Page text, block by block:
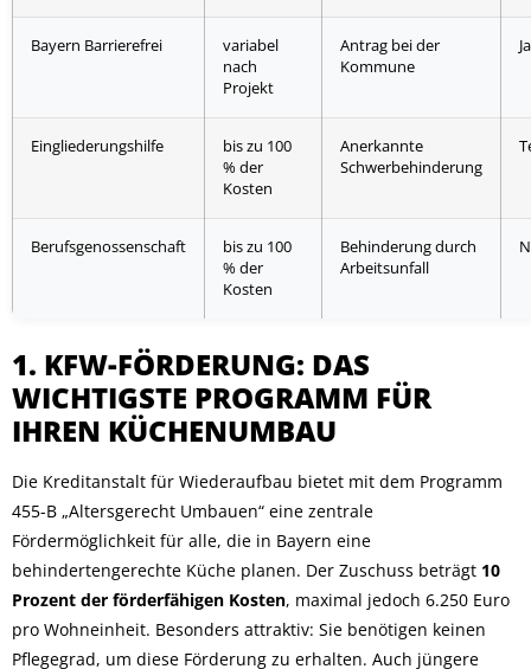
Bayern Barrierefrei
variabel
nach
Projekt
Antrag bei der
Kommune
Ja
Eingliederungshilfe
bis zu 100
% der
Kosten
Anerkannte
Schwerbehinderung
Berufsgenossenschaft
bis zu 100
% der
Kosten
Behinderung durch
Arbeitsunfall
1. KFW-FÖRDERUNG: DAS
WICHTIGSTE PROGRAMM FÜR
IHREN KÜCHENUMBAU
Die Kreditanstalt für Wiederaufbau bietet mit dem Programm
455-B „Altersgerecht Umbauen“ eine zentrale
Fördermöglichkeit für alle, die in Bayern eine
behindertengerechte Küche planen. Der Zuschuss beträgt 10
Prozent der förderfähigen Kosten, maximal jedoch 6.250 Euro
pro Wohneinheit. Besonders attraktiv: Sie benötigen keinen
Pflegegrad, um diese Förderung zu erhalten. Auch jüngere